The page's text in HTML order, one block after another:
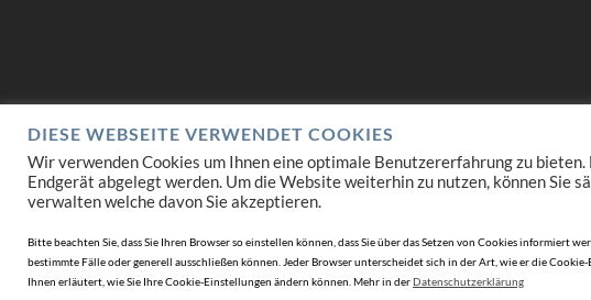
DIESE WEBSEITE VERWENDET COOKIES
Wir verwenden Cookies um Ihnen eine optimale Benutzererfahrung zu
Endgerät abgelegt werden. Um die Website weiterhin zu nutzen, können Sie
verwalten welche davon Sie akzeptieren.
Bitte beachten Sie, dass Sie Ihren Browser so einstellen können, dass Sie über das Setzen von Cookies informiert
bestimmte Fälle oder generell ausschließen können. Jeder Browser unterscheidet sich in der Art, wie er die
Ihnen erläutert, wie Sie Ihre Cookie-Einstellungen ändern können. Mehr in derDatenschutzerklärung